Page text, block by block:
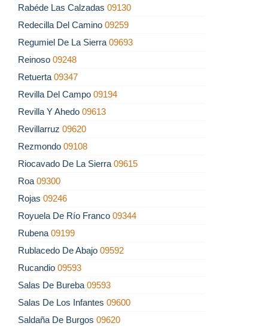
Rabéde Las Calzadas 09130
Redecilla Del Camino 09259
Regumiel De La Sierra 09693
Reinoso 09248
Retuerta 09347
Revilla Del Campo 09194
Revilla Y Ahedo 09613
Revillarruz 09620
Rezmondo 09108
Riocavado De La Sierra 09615
Roa 09300
Rojas 09246
Royuela De Río Franco 09344
Rubena 09199
Rublacedo De Abajo 09592
Rucandio 09593
Salas De Bureba 09593
Salas De Los Infantes 09600
Saldaña De Burgos 09620